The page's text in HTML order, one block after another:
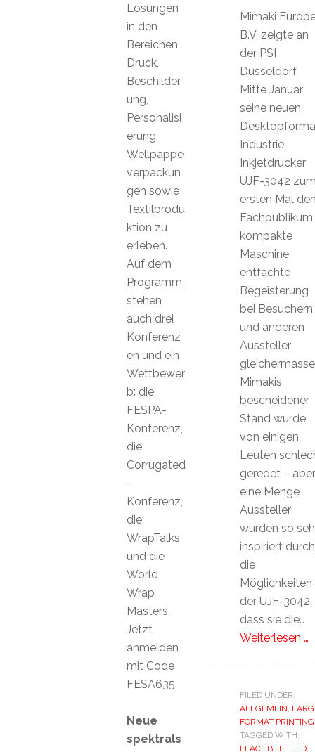
Mimaki
B.V. zeigte an
der PSI
Düsseldorf
Mitte Januar
seine neuen
Industrie-
Inkjetdrucker
UJF-3042
ersten Mal
kompakte
Maschine
entfachte
Begeisterung
bei Besuchern
und anderen
Aussteller
Mimakis
bescheidener
Stand wurde
von einigen
Leuten
geredet – aber
eine Menge
Aussteller
wurden so
inspiriert durch
die
Möglichkeiten
der UJF-3042,
dass sie die…
Weiterlesen …
FILED UNDER:
ALLGEMEIN,
FORMAT PRINTING
TAGGED WITH:
FLACHBETT, LED,
Lösungen
in den
Bereichen
Druck,
Beschilder
ung,
Personalisi
erung,
Wellpappe
verpackun
gen sowie
Textilprodu
ktion zu
erleben.
Auf dem
Programm
stehen
auch drei
Konferenz
en und ein
Wettbewer
b: die
FESPA-
Konferenz,
die
Corrugated
-
Konferenz,
die
WrapTalks
und die
World
Wrap
Masters.
Jetzt
anmelden
mit Code
FESA635
Neue
spektrals